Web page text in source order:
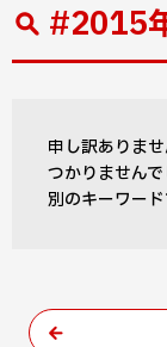
#2015
申し訳ありま
つかりませんで
別のキーワー